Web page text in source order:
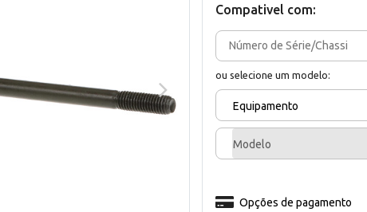
Compativel com:
ou selecione um modelo:
Equipamento
Modelo
Opções de pagamento